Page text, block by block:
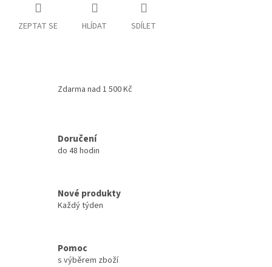
ZEPTAT SE HLÍDAT SDÍLET
Zdarma nad 1 500 Kč
Doručení
do 48 hodin
Nové produkty
Každý týden
Pomoc
s výběrem zboží